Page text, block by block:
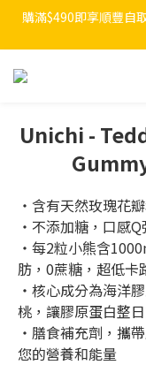
購滿$490即享順豐自
Unichi -
・含有天然玫瑰花
・不添加糖，口感
・每2粒小熊含
肪，0蔗糖，超低卡
・核心成分為海洋
桃，讓膠原蛋白整
・膳食補充劑，攜
您的營養和能量